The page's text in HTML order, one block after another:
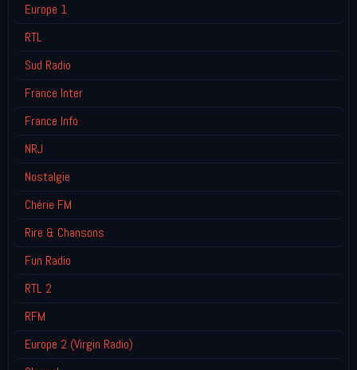
Europe 1
RTL
Sud Radio
France Inter
France Info
NRJ
Nostalgie
Chérie FM
Rire & Chansons
Fun Radio
RTL 2
RFM
Europe 2 (Virgin Radio)